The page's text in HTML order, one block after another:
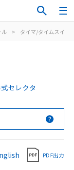
ル > タイマ/タイムスイッ
セレクタ
PDF出力